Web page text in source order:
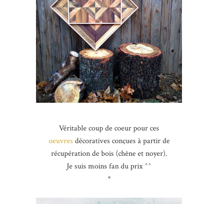
Véritable coup de coeur pour ces
oeuvres décoratives conçues à partir de
récupération de bois (chêne et noyer).
Je suis moins fan du prix ^^
*